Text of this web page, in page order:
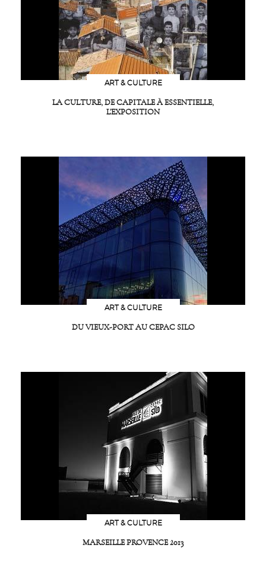
ART & CULTURE
LA CULTURE, DE CAPITALE À ESSENTIELLE,
L’EXPOSITION
ART & CULTURE
DU VIEUX-PORT AU CEPAC SILO
ART & CULTURE
MARSEILLE PROVENCE 2013